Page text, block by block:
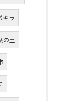
キラ
の土